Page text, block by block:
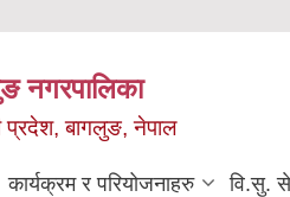
नगरपालिका
प्रदेश, बागलुङ, नेपाल
कार्यक्रम र परियोजनाहरु वि.सु.